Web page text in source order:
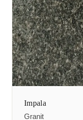
Impala
Granit